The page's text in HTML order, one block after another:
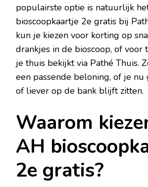
populairste optie is natuurlijk
bioscoopkaartje 2e gratis bij
kun je kiezen voor korting op
drankjes in de bioscoop, of voor
je thuis bekijkt via Pathé Thuis.
een passende beloning, of je nu
of liever op de bank blijft zitten.
Waarom
AH
2e gratis?